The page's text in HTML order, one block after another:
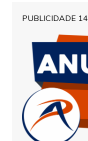
PUBLICIDADE 14